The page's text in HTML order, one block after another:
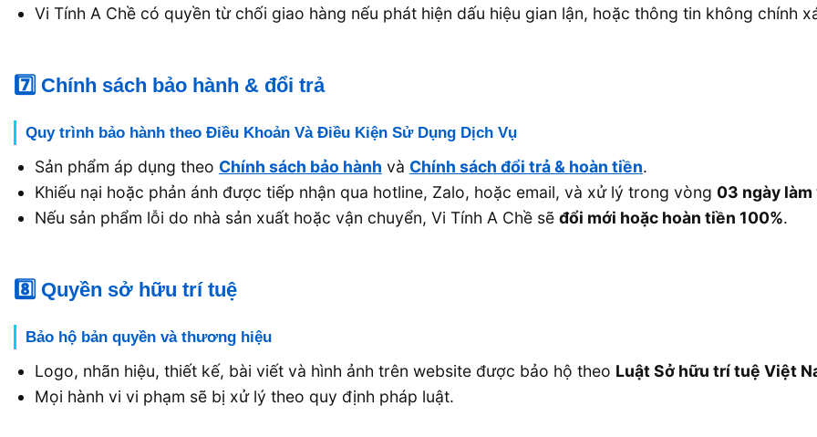
Vi Tính A Chề có quyền từ chối giao hàng nếu phát hiện dấu hiệu gian lận, hoặc thông tin không chính
7️⃣ Chính sách bảo hành & đổi trả
Quy trình bảo hành theo Điều Khoản Và Điều Kiện Sử Dụng Dịch Vụ
Sản phẩm áp dụng theo Chính sách bảo hành và Chính sách đổi trả & hoàn tiền.
Khiếu nại hoặc phản ánh được tiếp nhận qua hotline, Zalo, hoặc email, và xử lý trong vòng 03 ngày làm
Nếu sản phẩm lỗi do nhà sản xuất hoặc vận chuyển, Vi Tính A Chề sẽ đổi mới hoặc hoàn tiền 100%.
8️⃣ Quyền sở hữu trí tuệ
Bảo hộ bản quyền và thương hiệu
Logo, nhãn hiệu, thiết kế, bài viết và hình ảnh trên website được bảo hộ theo Luật Sở hữu trí tuệ Việt
Mọi hành vi vi phạm sẽ bị xử lý theo quy định pháp luật.